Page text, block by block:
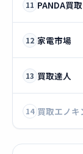
11 PANDA買取
12 家電市場
13 買取達人
14 買取エノキ